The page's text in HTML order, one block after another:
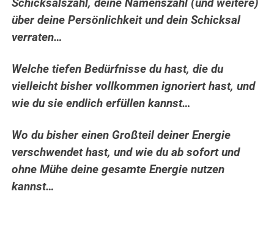
Schicksalszahl, deine Namenszahl (und weitere)
über deine Persönlichkeit und dein Schicksal
verraten…
Welche tiefen Bedürfnisse du hast, die du
vielleicht bisher vollkommen ignoriert hast, und
wie du sie endlich erfüllen kannst…
Wo du bisher einen Großteil deiner Energie
verschwendet hast, und wie du ab sofort und
ohne Mühe deine gesamte Energie nutzen
kannst…